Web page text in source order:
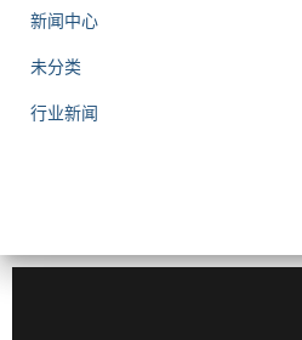
新闻中心
未分类
行业新闻